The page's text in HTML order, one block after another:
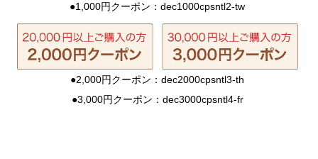
●1,000円クーポン：dec1000cpsntl2-tw
●2,000円クーポン：dec2000cpsntl3-th
●3,000円クーポン：dec3000cpsntl4-fr